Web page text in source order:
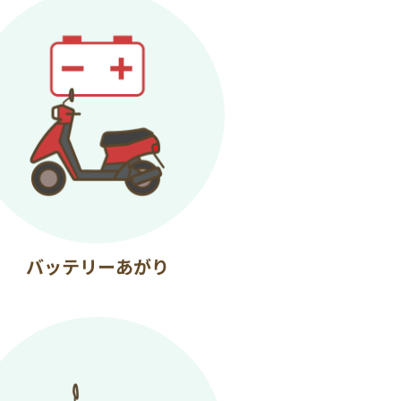
バッテリーあがり